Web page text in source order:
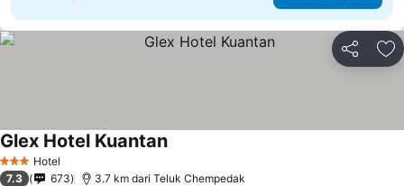
Kongsi
3 BintangHotel
Glex Hotel KuantanLihat harga
7.3 673 3.7 km dari Teluk Chempedak